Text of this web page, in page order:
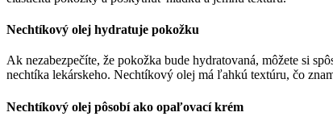
Nechtíkový olej hydratuje pokožku
Ak nezabezpečíte, že pokožka bude hydratovaná, môžete si
nechtíka lekárskeho. Nechtíkový olej má ľahkú textúru, čo
Nechtíkový olej pôsobí ako opaľovací krém